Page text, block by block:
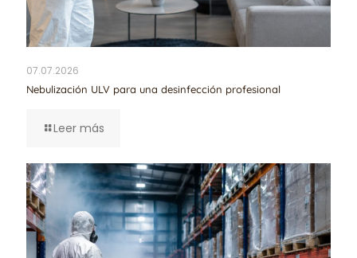
07.07.2026
Nebulización ULV para una desinfección profesional
Leer más